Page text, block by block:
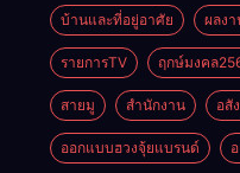
บ้านและที่อยู่อาศัย ผลงา
รายการTV ฤกษ์มงคล
สายมู สำนักงาน อสั
ออกแบบฮวงจุ้ยแบรนด์